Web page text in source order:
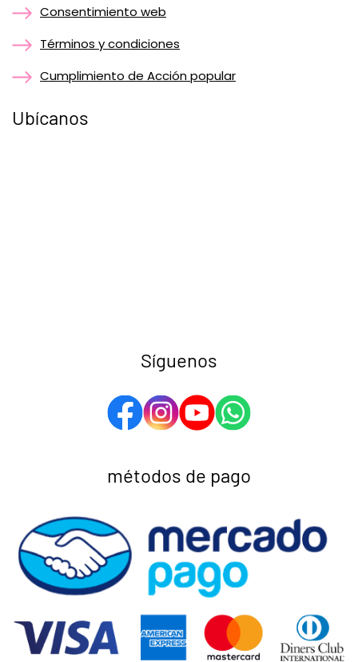
Consentimiento web
Términos y condiciones
Cumplimiento de Acción popular
Ubícanos
Síguenos
métodos de pago